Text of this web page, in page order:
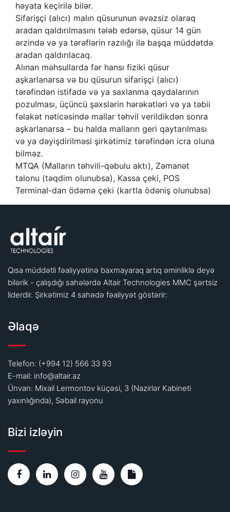
həyata keçirilə bilər.
Sifarişçi (alıcı) malın qüsurunun əvəzsiz olaraq
aradan qaldırılmasını tələb edərsə, qüsur 14 gün
ərzində və ya tərəflərin razılığı ilə başqa müddətdə
aradan qaldırılacaq.
Alınan məhsullarda fər hansı fiziki qüsur
aşkarlanarsa və bu qüsurun sifarişçi (alıcı)
tərəfindən istifadə və ya saxlanma qaydalarının
pozulması, üçüncü şəxslərin hərəkətləri və ya təbii
fəlakət nəticəsində mallar təhvil verildikdən sonra
aşkarlanarsa – bu halda malların geri qaytarılması
və ya dəyişdirilməsi şirkətimiz tərəfindən icra oluna
bilməz.
MTQA (Malların təhvili-qəbulu aktı), Zəmanət
talonu (təqdim olunubsa), Kassa çeki, POS
Terminal-dan ödəmə çeki (kartla ödəniş olunubsa)
Qısa müddətli fəaliyyətinə baxmayaraq artıq əminliklə deyə
bilərik - çalışdığı sahələrdə Altair Technologies MMC şərtsiz
liderdir. Şirkətimiz 4 sahədə fəaliyyət göstərir:
Əlaqə
Telefon: (+994 12) 566 33 93
E-mail: info@altair.az
Ünvan: Mixail Lermontov küçəsi, 3 (Nazirlər Kabineti
yaxınlığında), Səbail rayonu
Bizi izləyin